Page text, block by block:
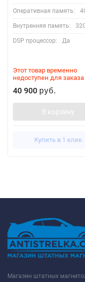
Оперативная память:
Внутренняя память:
DSP процессор: Да
Этот товар временно
недоступен для заказа
40 900 руб.
В корзину
Купить в 1 клик
Магазин штатных